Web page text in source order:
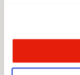
accaduto nulla
funzione. È
collaboratori
una scarsa